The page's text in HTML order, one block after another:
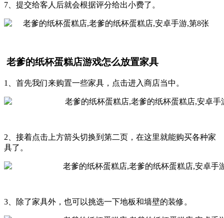
7、提交给客人后就会根据评分给出小费了。
老爹的纸杯蛋糕店游戏怎么放置家具
1、首先我们来购置一些家具，点击进入商店当中。
2、接着点击上方箭头切换到第二页，在这里就能购买各种家
具了。
3、除了家具外，也可以挑选一下地板和墙壁的装修。